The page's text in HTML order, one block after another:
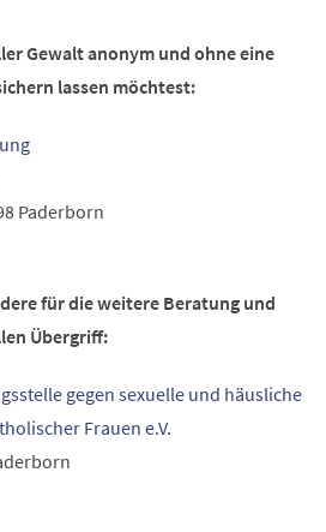
Gewalt anonym und ohne eine
lassen möchtest:
Paderborn
für die weitere Beratung und
Übergriff:
gegen sexuelle und häusliche
Frauen e.V.